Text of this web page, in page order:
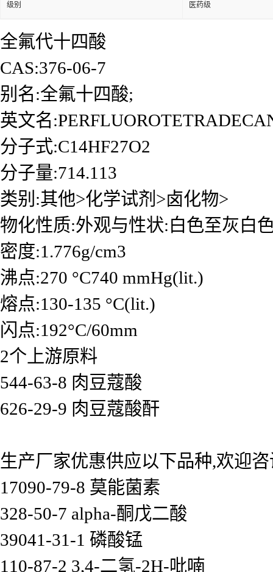
级别 医药级
全氟代十四酸
CAS:376-06-7
别名:全氟十四酸;
英文名
分子式:C14HF27O2
分子量:714.113
类别:其他>化学试剂>卤化物>
物化性质:外观与性状:白色至灰白
密度:1.776g/cm3
沸点:270 °C740 mmHg(lit.)
熔点:130-135 °C(lit.)
闪点:192°C/60mm
2个上游原料
544-63-8 肉豆蔻酸
626-29-9 肉豆蔻酸酐
生产厂家优惠供应以下品种,欢迎
17090-79-8 莫能菌素
328-50-7 alpha-酮戊二酸
39041-31-1 磷酸锰
110-87-2 3,4-二氢-2H-吡喃